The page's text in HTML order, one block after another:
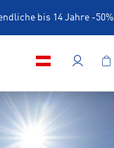
bis 14 Jahre -50%